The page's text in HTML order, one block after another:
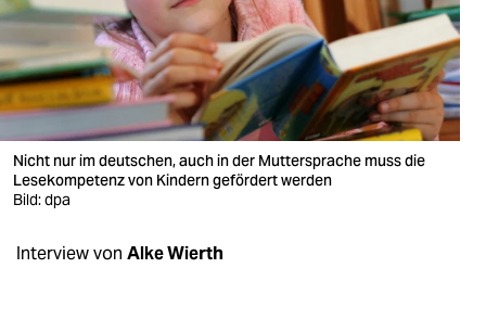
wahrheit
verlag
verlag
veranstaltungen
shop
fragen & hilfe
Nicht nur im deutschen, auch in der Muttersprache muss die
Lesekompetenz von Kindern gefördert werden
Bild: dpa
Interview von Alke Wierth